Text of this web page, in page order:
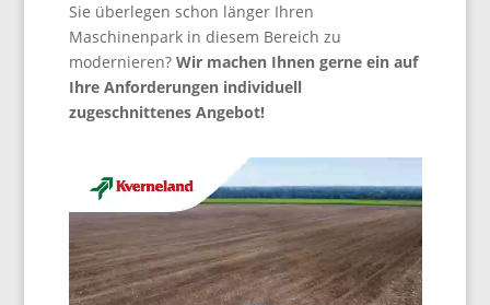
Sie überlegen schon länger Ihren
Maschinenpark in diesem Bereich zu
modernieren? Wir machen Ihnen gerne ein auf
Ihre Anforderungen individuell
zugeschnittenes Angebot!